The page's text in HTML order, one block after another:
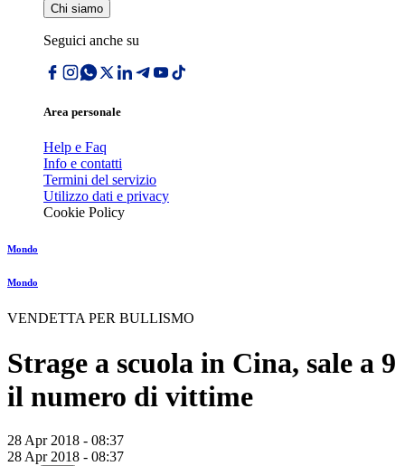
Chi siamo
Seguici anche su
Area personale
Help e Faq
Info e contatti
Termini del servizio
Utilizzo dati e privacy
Cookie Policy
Mondo
Mondo
VENDETTA PER BULLISMO
Strage a scuola in Cina, sale a 9
il numero di vittime
28 Apr 2018 - 08:37
28 Apr 2018 - 08:37